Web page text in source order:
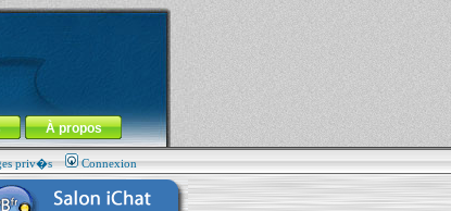
À propos
priv�s Connexion